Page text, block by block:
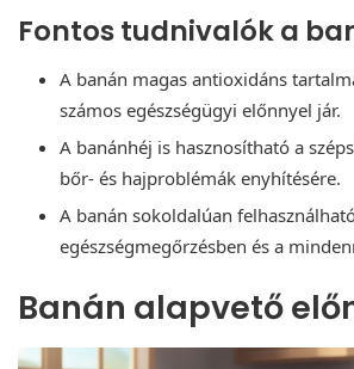
Fontos tudnivalók a
A banán magas antioxidáns
számos egészségügyi előnnyel jár.
A banánhéj is hasznosítható a
bőr- és hajproblémák enyhítésére.
A banán sokoldalúan
egészségmegőrzésben és a
Banán alapvető